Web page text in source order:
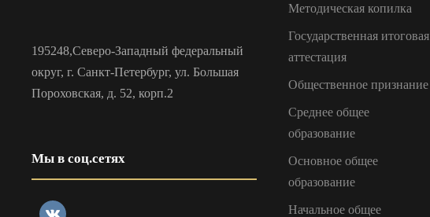
195248,Северо-Западный федеральный
округ, г. Санкт-Петербург, ул. Большая
Пороховская, д. 52, корп.2
Мы в соц.сетях
Методическая копилка
Государственная итоговая
аттестация
Общественное признание
Среднее общее
образование
Основное общее
образование
Начальное общее